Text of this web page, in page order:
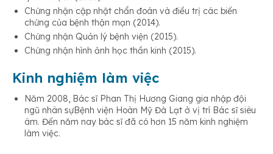
Chứng nhận cập nhật chẩn đoán và điều trị các biến
chứng của bệnh thận mạn (2014).
Chứng nhận Quản lý bệnh viện (2015).
Chứng nhận hình ảnh học thần kinh (2015).
Kinh nghiệm làm việc
Năm 2008, Bác sĩ Phan Thị Hương Giang gia nhập đội
ngũ nhân sựBệnh viện Hoàn Mỹ Đà Lạt ở vị trí Bác sĩ siêu
âm. Đến năm nay bác sĩ đã có hơn 15 năm kinh nghiệm
làm việc.